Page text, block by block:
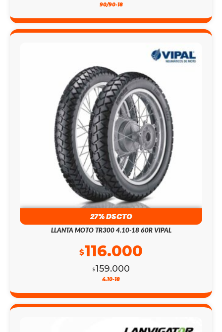
90/90-18
27% DSCTO
LLANTA MOTO TR300 4.10-18 60R VIPAL
$159.000
$116.000
4.10-18